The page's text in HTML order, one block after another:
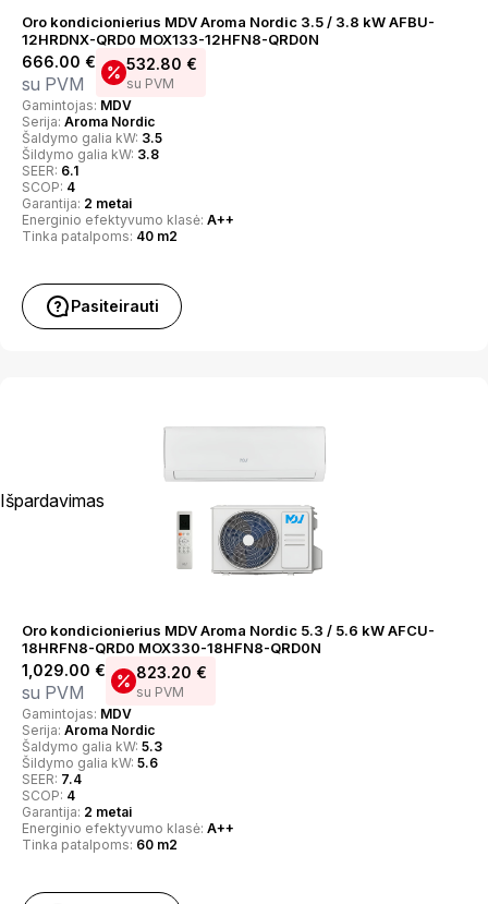
Oro kondicionierius MDV Aroma Nordic 3.5 / 3.8 kW AFBU-
12HRDNX-QRD0 MOX133-12HFN8-QRD0N
666.00 €
su PVM
532.80 €
su PVM
Gamintojas: MDV
Serija: Aroma Nordic
Šaldymo galia kW: 3.5
Šildymo galia kW: 3.8
SEER: 6.1
SCOP: 4
Garantija: 2 metai
Energinio efektyvumo klasė: A++
Tinka patalpoms: 40 m2
Pasiteirauti
Išpardavimas
Oro kondicionierius MDV Aroma Nordic 5.3 / 5.6 kW AFCU-
18HRFN8-QRD0 MOX330-18HFN8-QRD0N
1,029.00 €
su PVM
823.20 €
su PVM
Gamintojas: MDV
Serija: Aroma Nordic
Šaldymo galia kW: 5.3
Šildymo galia kW: 5.6
SEER: 7.4
SCOP: 4
Garantija: 2 metai
Energinio efektyvumo klasė: A++
Tinka patalpoms: 60 m2